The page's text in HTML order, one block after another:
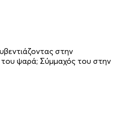
στην
του ψαρά; Σύμμαχός του στην